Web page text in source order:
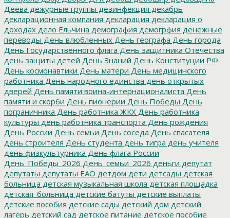
Деева дежурные группы дезинфекция декабрь
декларационная компания декларация декларация о
доходах дело Ельчина демография демогрфия денежные
переводы День влюбленных День географа День города
День Государственного флага День защитника Отечества
день защиты детей День Знаний День Конституции РФ
День космонавтики День матери День медицинского
работника День народного единства день открытых
дверей День памяти воина-интернационалиста День
памяти и скорби День пионерии День Победы День
пограничника День работника ЖКХ День работника
культуры день работника транспорта День рождения
День России День семьи День соседа День спасателя
день строителя День студента день тигра день учителя
день физкультурника День флага России
День_Победы_2026 День_семьи_2026 деньги депутат
депутаты депутаты ЕАО детдом дети детсады детская
больница детская музыкальная школа детская площадка
детская_больница детские батуты детские выплаты
детские пособия детские сады детский дом детский
лагерь детский сад детское питание детское пособие